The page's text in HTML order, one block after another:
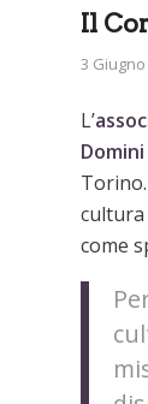
Il
3
L’
Domini
cultura
come